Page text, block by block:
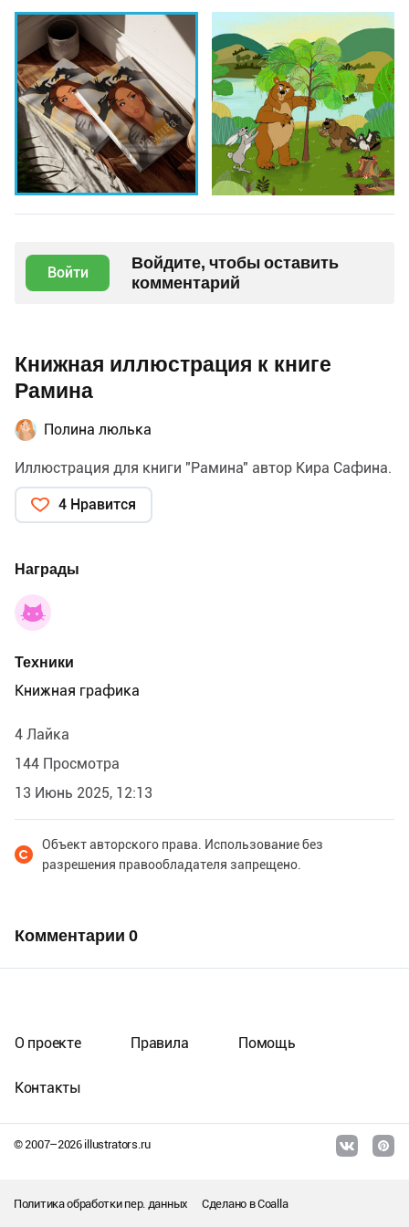
Войти
Войдите, чтобы оставить
комментарий
Книжная иллюстрация к книге
Рамина
Полина люлька
Иллюстрация для книги "Рамина" автор Кира Сафина.
4 Нравится
Награды
Техники
Книжная графика
4 Лайка
144 Просмотра
13 Июнь 2025, 12:13
Объект авторского права. Использование без
разрешения правообладателя запрещено.
Комментарии 0
© 2007–2026illustrators.ru
О проекте Правила Помощь
Контакты
Политика обработки пер. данных Сделано вCoalla